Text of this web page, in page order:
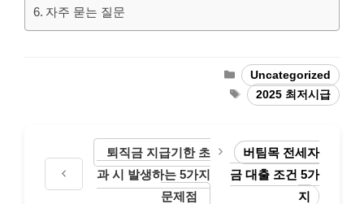
자주 묻는 질문
Categories
Uncategorized
Tags
2025 최저시급
퇴직금 지급기한 초
과 시 발생하는 5가지
문제점
버팀목 전세자
금 대출 조건 5가
지